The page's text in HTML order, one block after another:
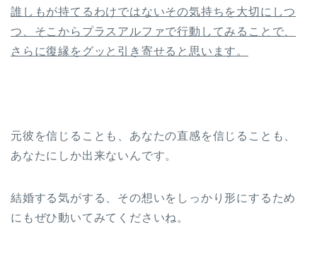
誰しもが持てるわけではないその気持ちを大切にしつ
つ、そこからプラスアルファで行動してみることで、
さらに復縁をグッと引き寄せると思います。
元彼を信じることも、あなたの直感を信じることも、
あなたにしか出来ないんです。
結婚する気がする、その想いをしっかり形にするため
にもぜひ動いてみてくださいね。